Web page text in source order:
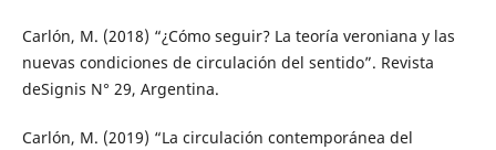
Carlón, M. (2018) “¿Cómo seguir? La teoría veroniana y las
nuevas condiciones de circulación del sentido”. Revista
deSignis N° 29, Argentina.
Carlón, M. (2019) “La circulación contemporánea del